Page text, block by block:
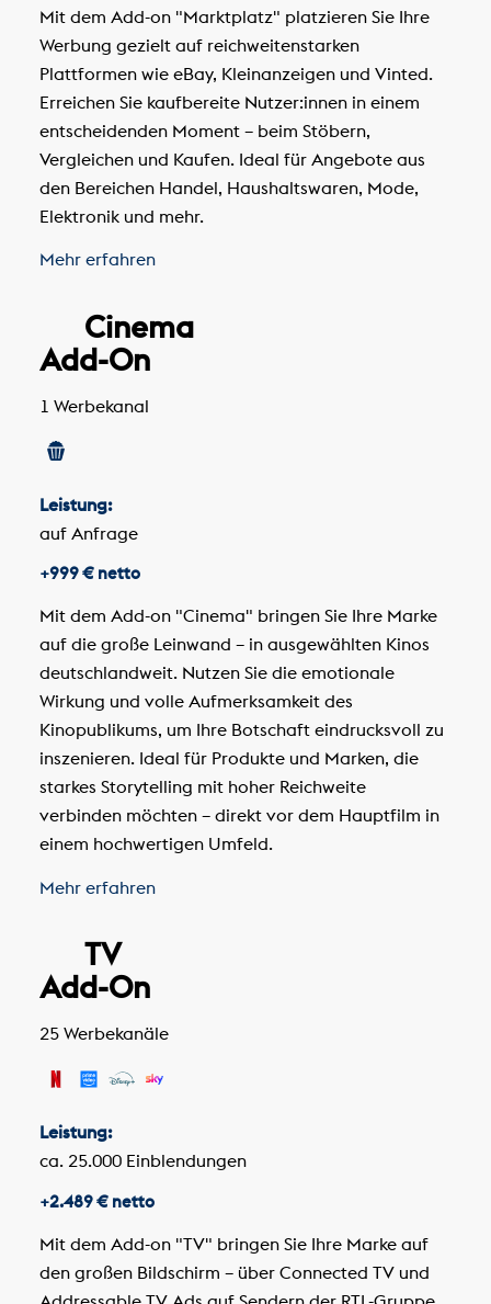
Mit dem Add-on "Marktplatz" platzieren Sie Ihre
Werbung gezielt auf reichweitenstarken
Plattformen wie eBay, Kleinanzeigen und Vinted.
Erreichen Sie kaufbereite Nutzer:innen in einem
entscheidenden Moment – beim Stöbern,
Vergleichen und Kaufen. Ideal für Angebote aus
den Bereichen Handel, Haushaltswaren, Mode,
Elektronik und mehr.
Mehr erfahren
Cinema
Add-On
1 Werbekanal
Leistung:
auf Anfrage
+999 € netto
Mit dem Add-on "Cinema" bringen Sie Ihre Marke
auf die große Leinwand – in ausgewählten Kinos
deutschlandweit. Nutzen Sie die emotionale
Wirkung und volle Aufmerksamkeit des
Kinopublikums, um Ihre Botschaft eindrucksvoll zu
inszenieren. Ideal für Produkte und Marken, die
starkes Storytelling mit hoher Reichweite
verbinden möchten – direkt vor dem Hauptfilm in
einem hochwertigen Umfeld.
Mehr erfahren
TV
Add-On
25 Werbekanäle
Leistung:
ca. 25.000 Einblendungen
+2.489 € netto
Mit dem Add-on "TV" bringen Sie Ihre Marke auf
den großen Bildschirm – über Connected TV und